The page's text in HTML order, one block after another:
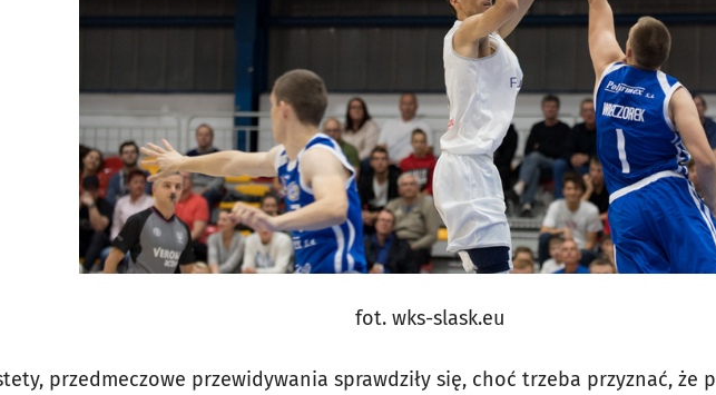
fot. wks-slask.eu
przedmeczowe przewidywania sprawdziły się, choć trzeba przyznać, że